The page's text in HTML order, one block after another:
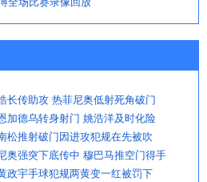
长传助攻 热菲尼奥低射死角破门
加德乌转身射门 姚浩洋及时化险
松推射破门因进攻犯规在先被吹
奥强突下底传中 穆巴马推空门得手
政宇手球犯规两黄变一红被罚下